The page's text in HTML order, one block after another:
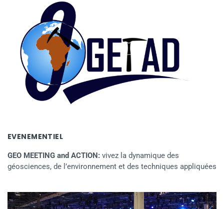
EVENEMENTIEL
GEO MEETING and ACTION: vivez la dynamique des
géosciences, de l’environnement et des techniques appliquées